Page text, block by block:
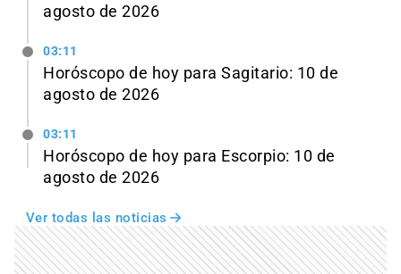
agosto de 2026
03:11
Horóscopo de hoy para Sagitario: 10 de
agosto de 2026
03:11
Horóscopo de hoy para Escorpio: 10 de
agosto de 2026
Ver todas las noticias